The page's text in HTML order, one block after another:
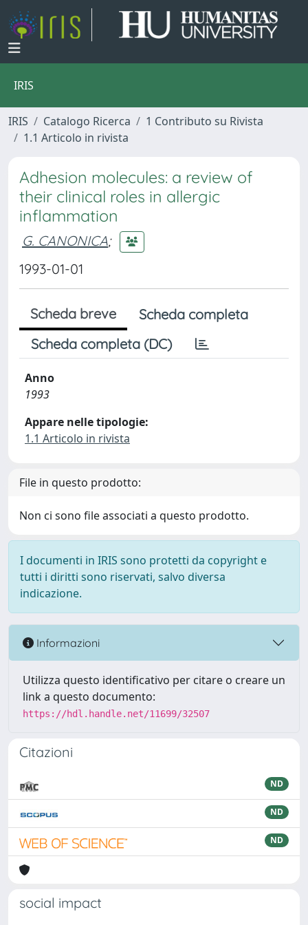
IRIS
IRIS Catalogo Ricerca
1 Contributo su Rivista
1.1 Articolo in rivista
Adhesion molecules: a review of
their clinical roles in allergic
inflammation
G. CANONICA;
1993-01-01
Scheda breve
Scheda completa
Scheda completa (DC)
Anno
1993
Appare nelle tipologie:
1.1 Articolo in rivista
File in questo prodotto:
Non ci sono file associati a questo prodotto.
I documenti in IRIS sono protetti da copyright e
tutti i diritti sono riservati, salvo diversa
indicazione.
Informazioni
Utilizza questo identificativo per citare o creare un
link a questo documento:
https://hdl.handle.net/11699/32507
Citazioni
ND
ND
ND
social impact